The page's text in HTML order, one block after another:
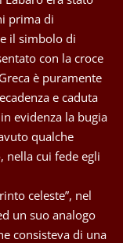
prima di
il simbolo di
con la croce
è puramente
e caduta
evidenza la bugia
qualche
nella cui fede egli
celeste”, nel
un suo analogo
consisteva di una